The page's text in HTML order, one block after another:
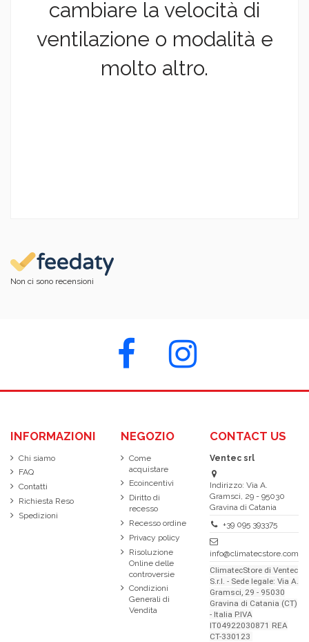
cambiare la velocità di
ventilazione o modalità e
molto altro.
Non ci sono recensioni
INFORMAZIONI
Chi siamo
FAQ
Contatti
Richiesta Reso
Spedizioni
NEGOZIO
Come
acquistare
Ecoincentivi
Diritto di
recesso
Recesso ordine
Privacy policy
Risoluzione
Online delle
controversie
Condizioni
Generali di
Vendita
CONTACT US
Ventec srl
Indirizzo: Via A.
Gramsci, 29 - 95030
Gravina di Catania
+39 095 393375
info@climatecstore.com
ClimatecStore di Ventec
S.r.l. - Sede legale: Via A.
Gramsci, 29 - 95030
Gravina di Catania (CT)
- Italia P.IVA
IT04922030871 REA
CT-330123